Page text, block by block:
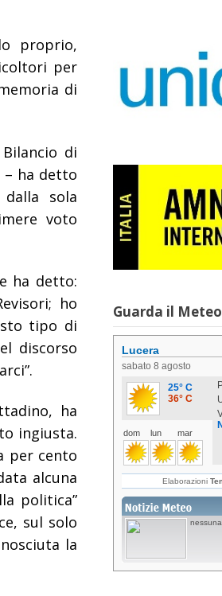
proprio,
per
di
di
– ha detto
sola
voto
ha detto:
ho
tipo di
discorso
ha
ingiusta.
per cento
alcuna
politica”
sul solo
la
Guarda il Meteo